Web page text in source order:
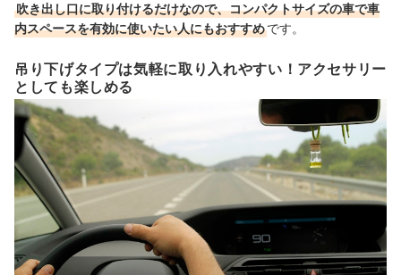
吹き出し口に取り付けるだけなので、コンパクトサイズの車で車
内スペースを有効に使いたい人にもおすすめです。
吊り下げタイプは気軽に取り入れやすい！アクセサリー
としても楽しめる